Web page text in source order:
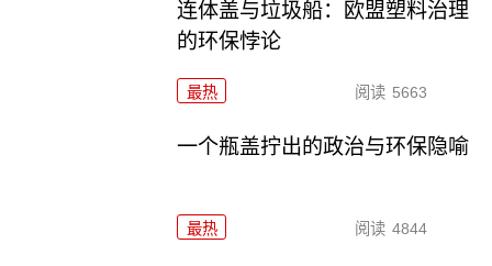
连体盖与垃圾船：欧盟塑料治理
的环保悖论
最热 阅读 5663
一个瓶盖拧出的政治与环保隐喻
最热 阅读 4844